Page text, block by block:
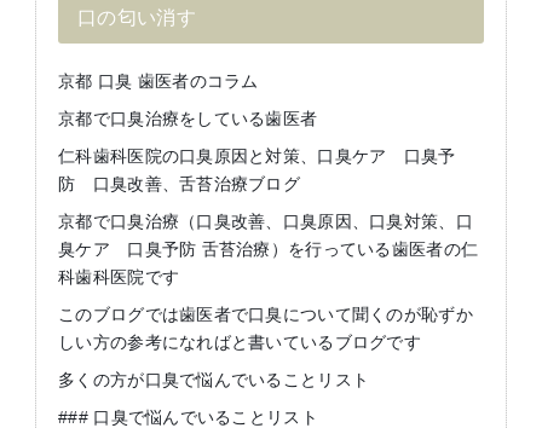
口の匂い消す
京都 口臭 歯医者のコラム
京都で口臭治療をしている歯医者
仁科歯科医院の口臭原因と対策、口臭ケア 口臭予
防 口臭改善、舌苔治療ブログ
京都で口臭治療（口臭改善、口臭原因、口臭対策、口
臭ケア 口臭予防 舌苔治療）を行っている歯医者の仁
科歯科医院です
このブログでは歯医者で口臭について聞くのが恥ずか
しい方の参考になればと書いているブログです
多くの方が口臭で悩んでいることリスト
### 口臭で悩んでいることリスト